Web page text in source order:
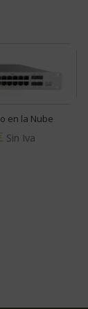
en la Nube